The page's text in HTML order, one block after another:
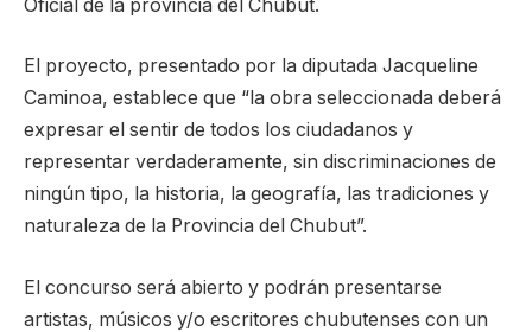
Oficial de la provincia del Chubut.
El proyecto, presentado por la diputada Jacqueline
Caminoa, establece que “la obra seleccionada deberá
expresar el sentir de todos los ciudadanos y
representar verdaderamente, sin discriminaciones de
ningún tipo, la historia, la geografía, las tradiciones y
naturaleza de la Provincia del Chubut”.
El concurso será abierto y podrán presentarse
artistas, músicos y/o escritores chubutenses con un